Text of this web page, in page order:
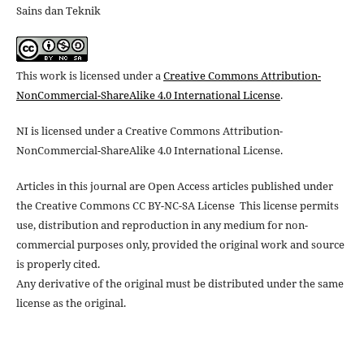
Sains dan Teknik
This work is licensed under aCreative Commons Attribution-
NonCommercial-ShareAlike 4.0 International License.
NI is licensed under a Creative Commons Attribution-
NonCommercial-ShareAlike 4.0 International License.
Articles in this journal are Open Access articles published under
the Creative Commons CC BY-NC-SA License This license permits
use, distribution and reproduction in any medium for non-
commercial purposes only, provided the original work and source
is properly cited.
Any derivative of the original must be distributed under the same
license as the original.